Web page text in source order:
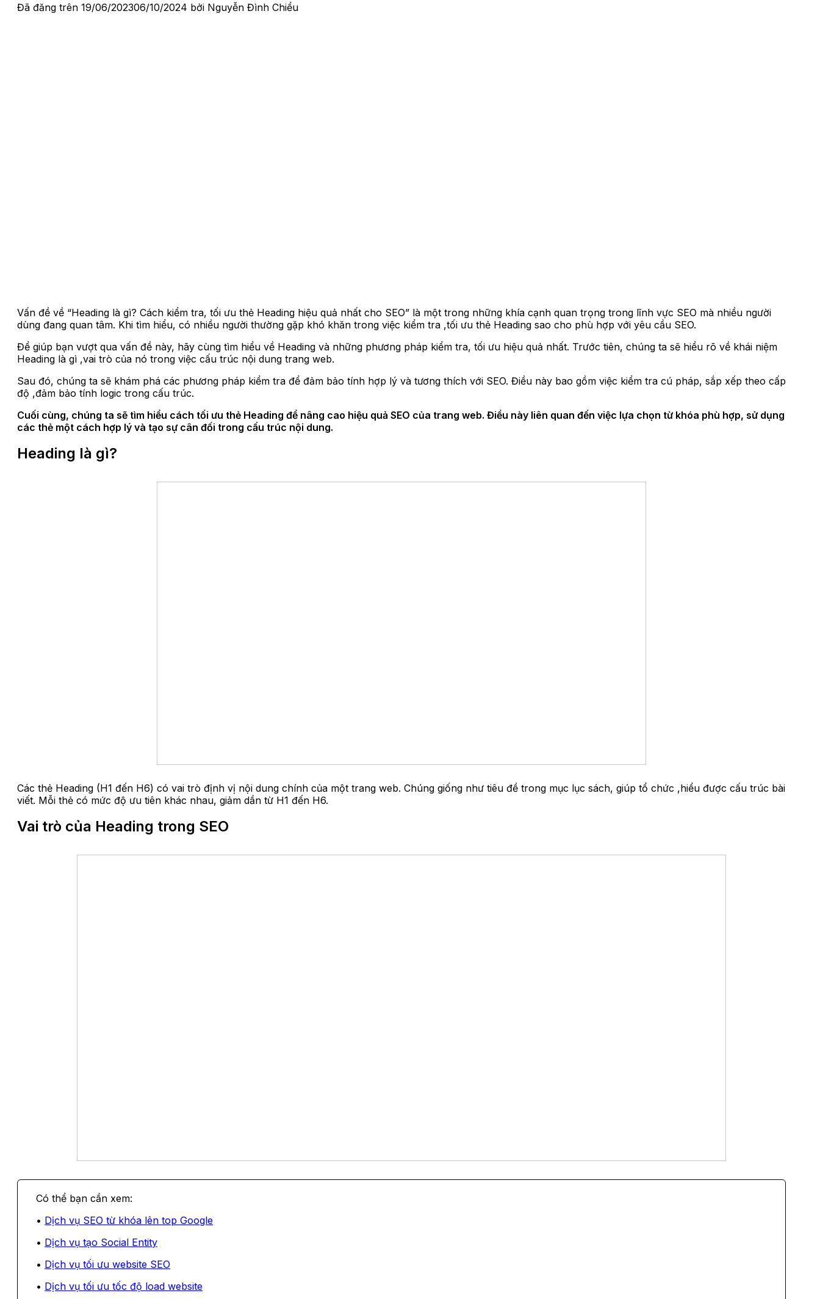
Đã đăng trên 19/06/202306/10/2024 bởi Nguyễn Đình Chiểu
Vấn đề về “Heading là gì? Cách kiểm tra, tối ưu thẻ Heading hiệu quả nhất cho SEO” là một trong những khía cạnh quan trọng trong lĩnh vực SEO mà nhiều người
dùng đang quan tâm. Khi tìm hiểu, có nhiều người thường gặp khó khăn trong việc kiểm tra ,tối ưu thẻ Heading sao cho phù hợp với yêu cầu SEO.
Để giúp bạn vượt qua vấn đề này, hãy cùng tìm hiểu về Heading và những phương pháp kiểm tra, tối ưu hiệu quả nhất. Trước tiên, chúng ta sẽ hiểu rõ về khái niệm
Heading là gì ,vai trò của nó trong việc cấu trúc nội dung trang web.
Sau đó, chúng ta sẽ khám phá các phương pháp kiểm tra để đảm bảo tính hợp lý và tương thích với SEO. Điều này bao gồm việc kiểm tra cú pháp, sắp xếp theo cấp
độ ,đảm bảo tính logic trong cấu trúc.
Cuối cùng, chúng ta sẽ tìm hiểu cách tối ưu thẻ Heading để nâng cao hiệu quả SEO của trang web. Điều này liên quan đến việc lựa chọn từ khóa phù hợp, sử dụng
các thẻ một cách hợp lý và tạo sự cân đối trong cấu trúc nội dung.
Heading là gì?
Các thẻ Heading (H1 đến H6) có vai trò định vị nội dung chính của một trang web. Chúng giống như tiêu đề trong mục lục sách, giúp tổ chức ,hiểu được cấu trúc bài
viết. Mỗi thẻ có mức độ ưu tiên khác nhau, giảm dần từ H1 đến H6.
Vai trò của Heading trong SEO
Dịch vụ SEO từ khóa lên top Google
Dịch vụ tạo Social Entity
Dịch vụ tối ưu website SEO
Dịch vụ tối ưu tốc độ load website